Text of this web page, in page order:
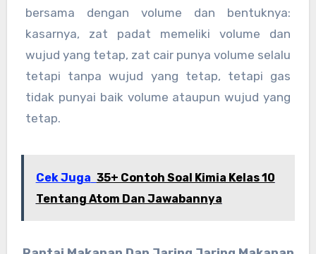
bersama dengan volume dan bentuknya:
kasarnya, zat padat memeliki volume dan
wujud yang tetap, zat cair punya volume selalu
tetapi tanpa wujud yang tetap, tetapi gas
tidak punyai baik volume ataupun wujud yang
tetap.
Cek Juga 35+ Contoh Soal Kimia Kelas 10
Tentang Atom Dan Jawabannya